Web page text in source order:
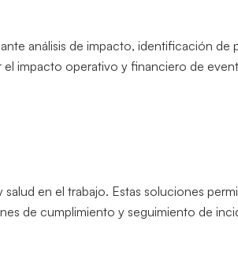
análisis de impacto, identificación
impacto operativo y financiero de
salud en el trabajo. Estas soluciones
de cumplimiento y seguimiento de